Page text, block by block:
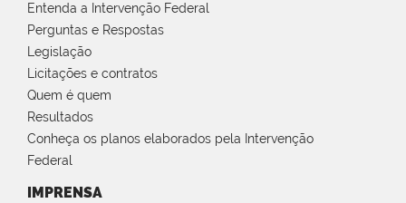
Entenda a Intervenção Federal
Perguntas e Respostas
Legislação
Licitações e contratos
Quem é quem
Resultados
Conheça os planos elaborados pela Intervenção
Federal
IMPRENSA